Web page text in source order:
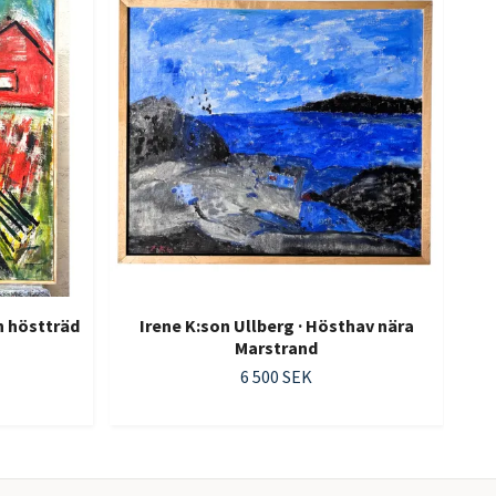
höstträd
Irene K:son Ullberg · Hösthav nära
Marstrand
6 500 SEK